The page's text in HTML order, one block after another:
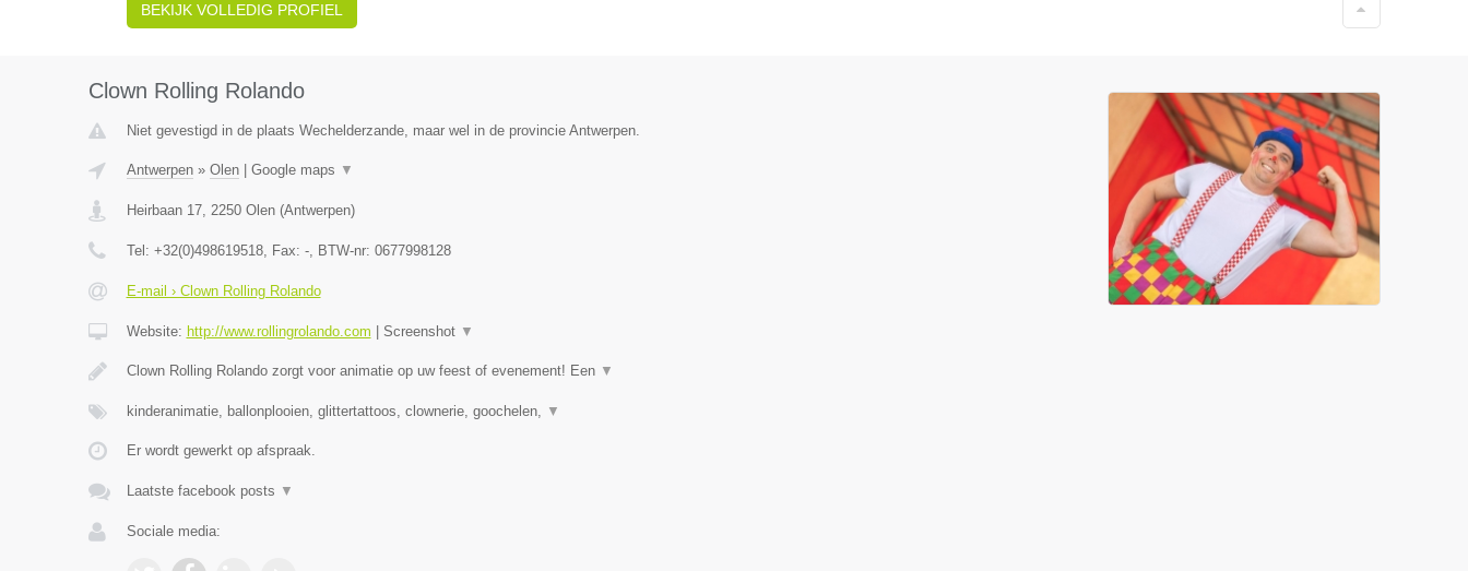
BEKIJK VOLLEDIG PROFIEL
Clown Rolling Rolando
Niet gevestigd in de plaats Wechelderzande, maar wel in de provincie Antwerpen.
Antwerpen» Olen| Google maps ▼
Heirbaan 17, 2250 Olen(Antwerpen)
Tel: +32(0)498619518, Fax: -, BTW-nr: 0677998128
E-mail › Clown Rolling Rolando
Website: http://www.rollingrolando.com Screenshot ▼
Clown Rolling Rolando zorgt voor animatie op uw feest of evenement! Een ▼
kinderanimatie, ballonplooien, glittertattoos, clownerie, goochelen, ▼
Er wordt gewerkt op afspraak.
Laatste facebook posts ▼
Sociale media: